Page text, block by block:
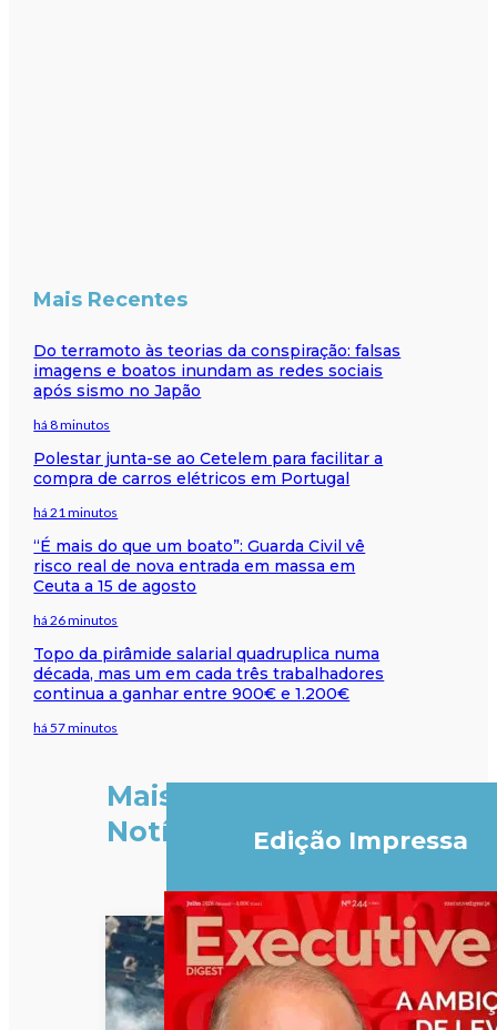
Mais Recentes
Do terramoto às teorias da conspiração: falsas
imagens e boatos inundam as redes sociais
após sismo no Japão
há 8 minutos
Polestar junta-se ao Cetelem para facilitar a
compra de carros elétricos em Portugal
há 21 minutos
“É mais do que um boato”: Guarda Civil vê
risco real de nova entrada em massa em
Ceuta a 15 de agosto
há 26 minutos
Topo da pirâmide salarial quadruplica numa
década, mas um em cada três trabalhadores
continua a ganhar entre 900€ e 1.200€
há 57 minutos
Mais
Notícias
Edição Impressa